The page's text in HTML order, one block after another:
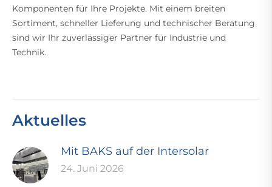
Komponenten für Ihre Projekte. Mit einem breiten
Sortiment, schneller Lieferung und technischer Beratung
sind wir Ihr zuverlässiger Partner für Industrie und
Technik.
Aktuelles
Mit BAKS auf der Intersolar
24. Juni 2026